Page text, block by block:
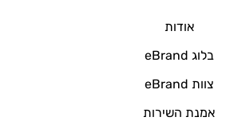
אודות
בלוג eBrand
צוות eBrand
אמנת השירות